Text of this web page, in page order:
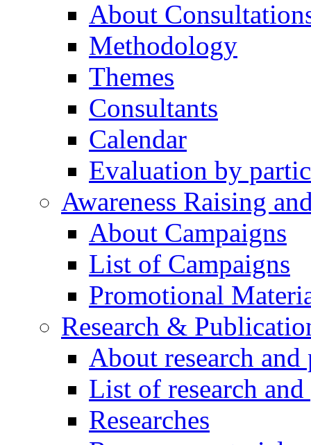
About
Methodology
Themes
Consultants
Calendar
Evaluation by
Awareness Raising
About Campaigns
List of Campaigns
Promotional
Research &
About research
List of research
Researches